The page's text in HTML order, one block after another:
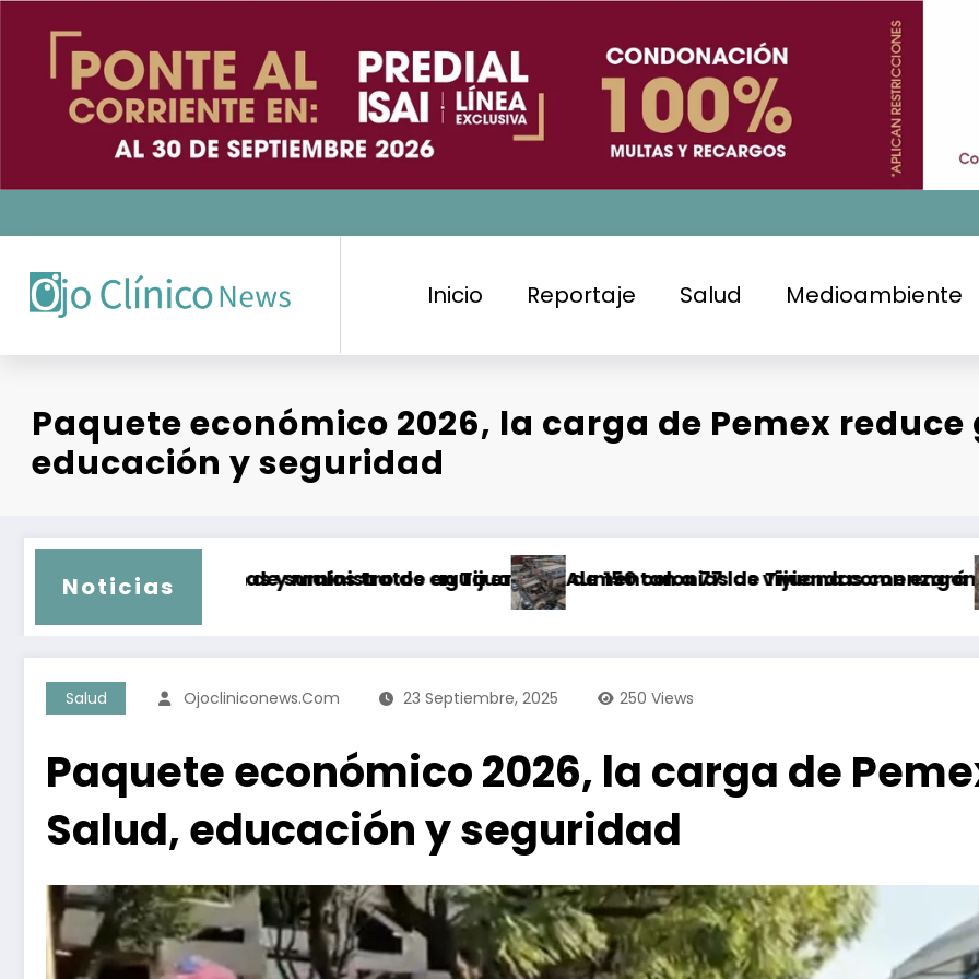
contenido
Inicio Reportaje Salud Medioambiente
Paquete económico 2026, la carga de Pemex
educación y seguridad
Noticias
y malos tratos en Tijuana
de suministro de agua en más de 150 colonias de Tijuana comenzará a partir de este
Aumentan a 77 las viviendas con engomado rojo por
Abandonan a
Salud Ojocliniconews.com 23 Septiembre, 2025 250 Views
Paquete económico 2026, la carga de
Salud, educación y seguridad